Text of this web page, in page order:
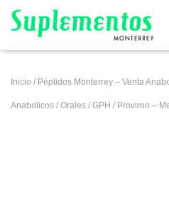
Inicio / Péptidos Monterrey – Venta
Anabolicos / Orales / GPH / Proviron –